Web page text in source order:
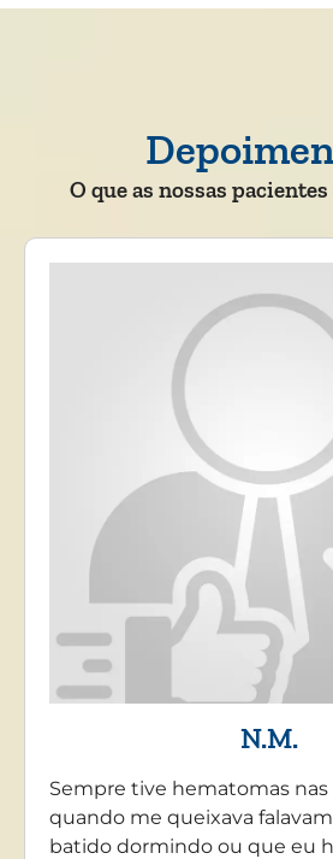
O que as nossas
N.M.
Sempre tive hematomas nas
quando me queixava
batido dormindo ou que eu